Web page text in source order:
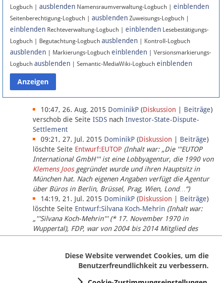
Instagram
Anmelden
Datenschutz
Über Lobbypedia
Impressum
Logbuch | ausblenden Namensraumverwaltung-Logbuch | einblenden
Seitenberechtigung-Logbuch | ausblenden Zuweisungs-Logbuch |
einblenden Rechteverwaltung-Logbuch | einblenden Lesebestätigungs-
Logbuch | Begutachtung-Logbuch ausblenden | Kontroll-Logbuch
ausblenden | Markierungs-Logbuch einblenden | Versionsmarkierungs-
Logbuch ausblenden | Semantic-MediaWiki-Logbuch einblenden
10:47, 26. Aug. 2015 DominikP (Diskussion Beiträge)
verschob die Seite ISDS nach Investor-State-Dispute-
Settlement
09:21, 27. Jul. 2015 DominikP (Diskussion Beiträge)
löschte Seite Entwurf:EUTOP (Inhalt war: „Die '''EUTOP
International GmbH''' ist eine Lobbyagentur, die 1990 von
Klemens Joosgegründet wurde und ihren Hauptsitz in
München hat. Nach eigenen Angaben verfügt die Agentur
über Büros in Berlin, Brüssel, Prag, Wien, Lond…“)
14:19, 21. Jul. 2015 DominikP (Diskussion Beiträge)
löschte Seite Entwurf:Silvana Koch-Mehrin (Inhalt war:
„'''Silvana Koch-Mehrin''' (* 17. November 1970 in
Wuppertal), FDP, war von 2004 bis 2014 Mitglied des
Europäischen Parlaments, seit November 2014 ist sie für
Diese Website verwendet Cookies, um die
Benutzerfreundlichkeit zu verbessern.